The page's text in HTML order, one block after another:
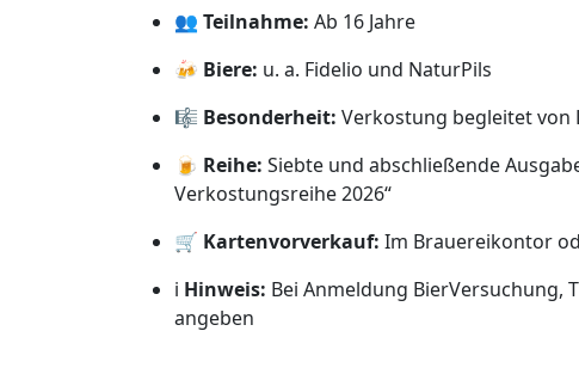
👥 Teilnahme: Ab 16 Jahre
🍻 Biere: u. a. Fidelio und NaturPils
🎼 Besonderheit: Verkostung begleitet von
🍺 Reihe: Siebte und abschließende
Verkostungsreihe 2026“
🛒 Kartenvorverkauf: Im Brauereikontor
ℹ️ Hinweis: Bei Anmeldung BierVersuchung,
angeben